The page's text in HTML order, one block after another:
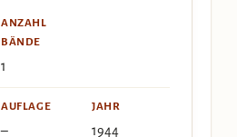
ANZAHL
BÄNDE
1
AUFLAGE
–
JAHR
1944